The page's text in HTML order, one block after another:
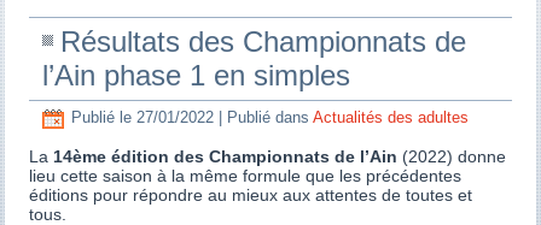
Résultats des Championnats de
l’Ain phase 1 en simples
Publié le 27/01/2022 Publié dans Actualités des adultes
La 14ème édition des Championnats de l’Ain (2022) donne
lieu cette saison à la même formule que les précédentes
éditions pour répondre au mieux aux attentes de toutes et
tous.